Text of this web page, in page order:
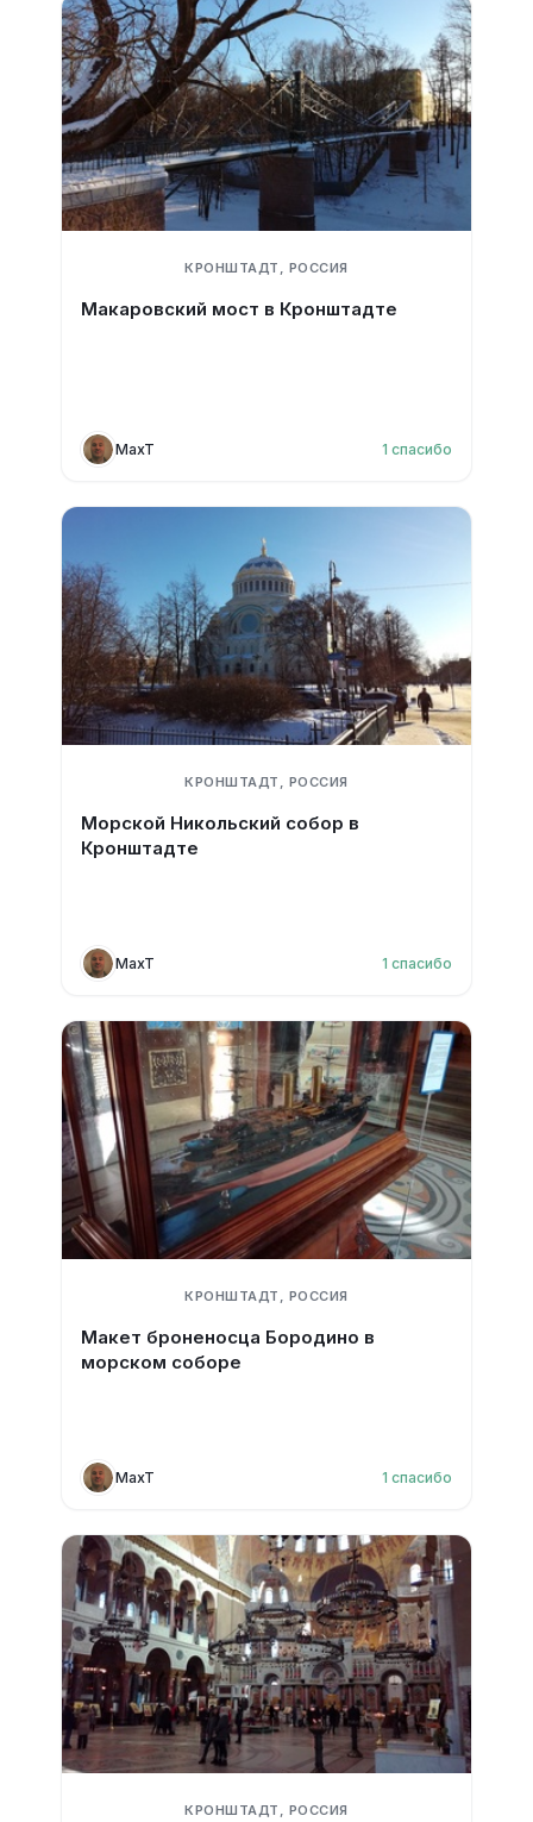
КРОНШТАДТ, РОССИЯ
Макаровский мост в Кронштадте
MaxT 1 спасибо
КРОНШТАДТ, РОССИЯ
Морской Никольский собор в
Кронштадте
MaxT 1 спасибо
КРОНШТАДТ, РОССИЯ
Макет броненосца Бородино в
морском соборе
MaxT 1 спасибо
КРОНШТАДТ, РОССИЯ